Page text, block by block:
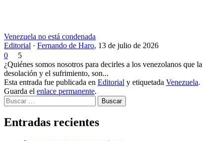
Venezuela no está condenada
Editorial · Fernando de Haro, 13 de julio de 2026
0
5
¿Quiénes somos nosotros para decirles a los venezolanos que la
desolación y el sufrimiento, son...
Esta entrada fue publicada en Editorial y etiquetada Venezuela.
Guarda el enlace permanente.
Buscar
Entradas recientes